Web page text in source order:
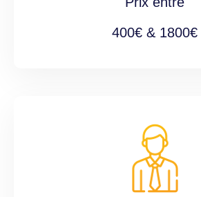
400€ & 1800€